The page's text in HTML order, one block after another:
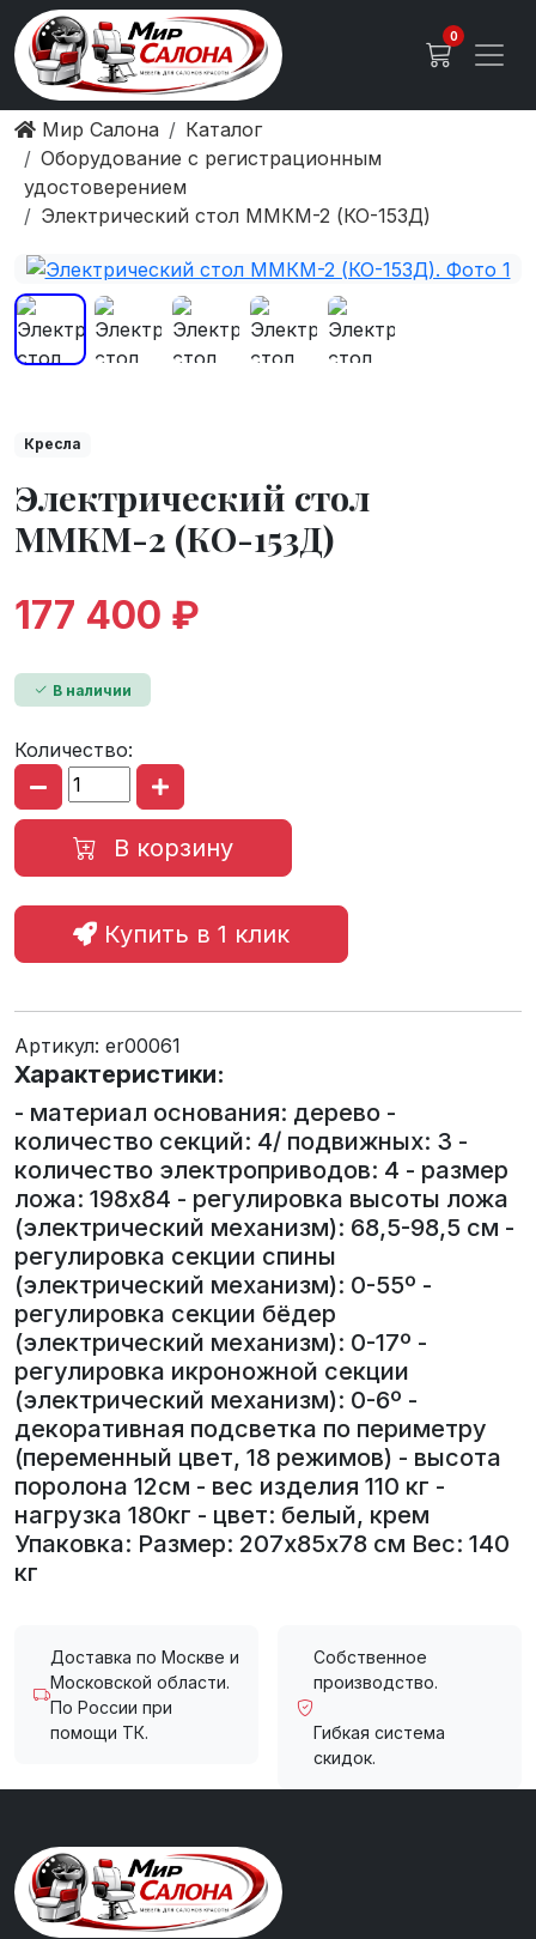
0
Мир Салона
Каталог
Оборудование с регистрационным
удостоверением
Электрический стол ММКМ-2 (КО-153Д)
Кресла
Электрический стол
ММКМ-2 (КО-153Д)
177 400 ₽
В наличии
Количество:
В корзину
Купить в 1 клик
Артикул: er00061
Характеристики:
- материал основания: дерево -
количество секций: 4/ подвижных: 3 -
количество электроприводов: 4 - размер
ложа: 198х84 - регулировка высоты ложа
(электрический механизм): 68,5-98,5 см -
регулировка секции спины
(электрический механизм): 0-55º -
регулировка секции бёдер
(электрический механизм): 0-17º -
регулировка икроножной секции
(электрический механизм): 0-6º -
декоративная подсветка по периметру
(переменный цвет, 18 режимов) - высота
поролона 12см - вес изделия 110 кг -
нагрузка 180кг - цвет: белый, крем
Упаковка: Размер: 207х85х78 см Вес: 140
кг
Доставка по Москве и
Московской области.
По России при
помощи ТК.
Собственное
производство.
Гибкая система
скидок.